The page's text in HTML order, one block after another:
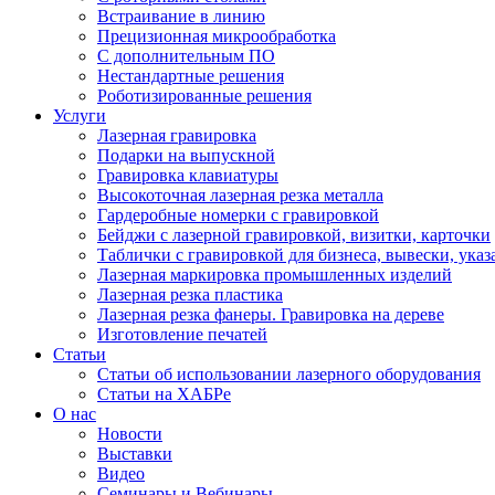
Встраивание в линию
Прецизионная микрообработка
С дополнительным ПО
Нестандартные решения
Роботизированные решения
Услуги
Лазерная гравировка
Подарки на выпускной
Гравировка клавиатуры
Высокоточная лазерная резка металла
Гардеробные номерки с гравировкой
Бейджи с лазерной гравировкой, визитки, карточки
Таблички с гравировкой для бизнеса, вывески,
Лазерная маркировка промышленных изделий
Лазерная резка пластика
Лазерная резка фанеры. Гравировка на дереве
Изготовление печатей
Статьи
Статьи об использовании лазерного оборудования
Статьи на ХАБРе
О нас
Новости
Выставки
Видео